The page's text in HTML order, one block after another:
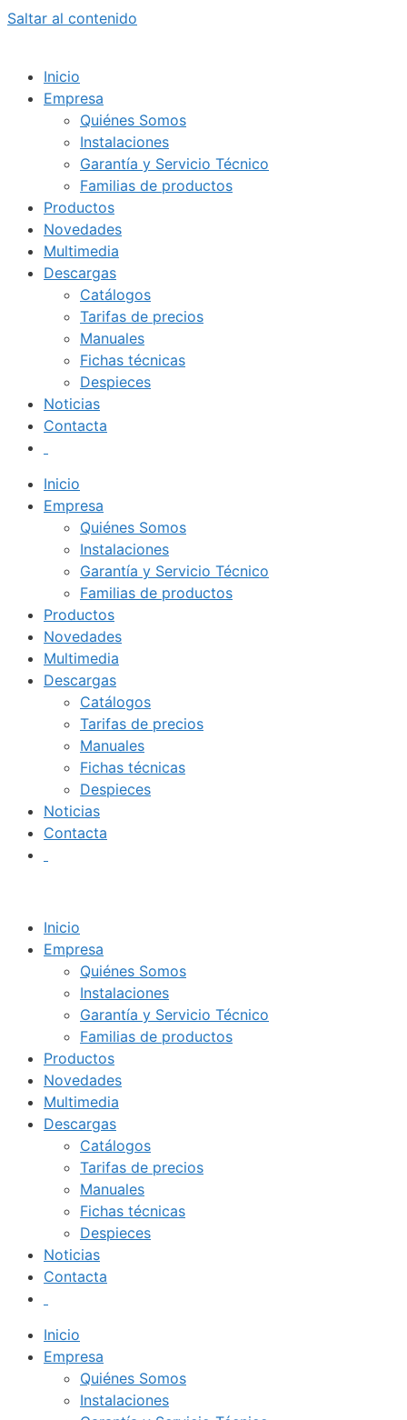
Saltar al contenido
Inicio
Empresa
Quiénes Somos
Instalaciones
Garantía y Servicio Técnico
Familias de productos
Productos
Novedades
Multimedia
Descargas
Catálogos
Tarifas de precios
Manuales
Fichas técnicas
Despieces
Noticias
Contacta
Inicio
Empresa
Quiénes Somos
Instalaciones
Garantía y Servicio Técnico
Familias de productos
Productos
Novedades
Multimedia
Descargas
Catálogos
Tarifas de precios
Manuales
Fichas técnicas
Despieces
Noticias
Contacta
Inicio
Empresa
Quiénes Somos
Instalaciones
Garantía y Servicio Técnico
Familias de productos
Productos
Novedades
Multimedia
Descargas
Catálogos
Tarifas de precios
Manuales
Fichas técnicas
Despieces
Noticias
Contacta
Inicio
Empresa
Quiénes Somos
Instalaciones